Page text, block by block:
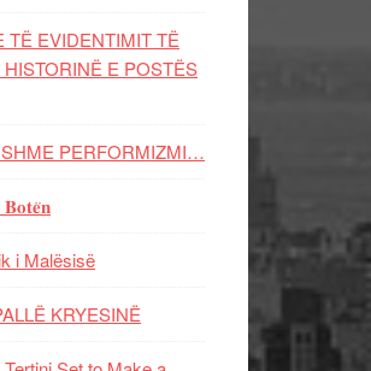
TË EVIDENTIMIT TË
E POSTËS
PERFORMIZMI…
i Malësisë
KRYESINË